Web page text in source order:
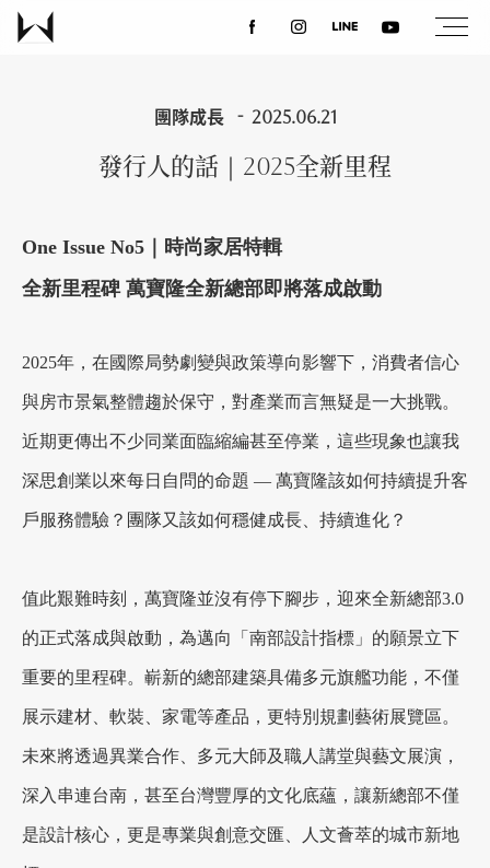
最新消息
設計案例
優惠活動
聯絡我們
團隊成長 2025.06.21
發行人的話｜2025全新里程
One Issue No5｜時尚家居特輯
全新里程碑 萬寶隆全新總部即將落成啟動
2025年，在國際局勢劇變與政策導向影響下，消費者信心
與房市景氣整體趨於保守，對產業而言無疑是一大挑戰。
近期更傳出不少同業面臨縮編甚至停業，這些現象也讓我
深思創業以來每日自問的命題 — 萬寶隆該如何持續提升客
戶服務體驗？團隊又該如何穩健成長、持續進化？
值此艱難時刻，萬寶隆並沒有停下腳步，迎來全新總部3.0
的正式落成與啟動，為邁向「南部設計指標」的願景立下
重要的里程碑。嶄新的總部建築具備多元旗艦功能，不僅
展示建材、軟裝、家電等產品，更特別規劃藝術展覽區。
未來將透過異業合作、多元大師及職人講堂與藝文展演，
深入串連台南，甚至台灣豐厚的文化底蘊，讓新總部不僅
是設計核心，更是專業與創意交匯、人文薈萃的城市新地